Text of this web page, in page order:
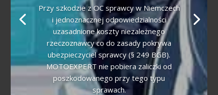
Przy szkodzie z OC sprawcy w Niemczech
i jednoznacznej odpowiedzialności
uzasadnione koszty niezależnego
rzeczoznawcy co do zasady pokrywa
ubezpieczyciel sprawcy (§ 249 BGB).
MOTOEXPERT nie pobiera zaliczki od
poszkodowanego przy tego typu
sprawach.